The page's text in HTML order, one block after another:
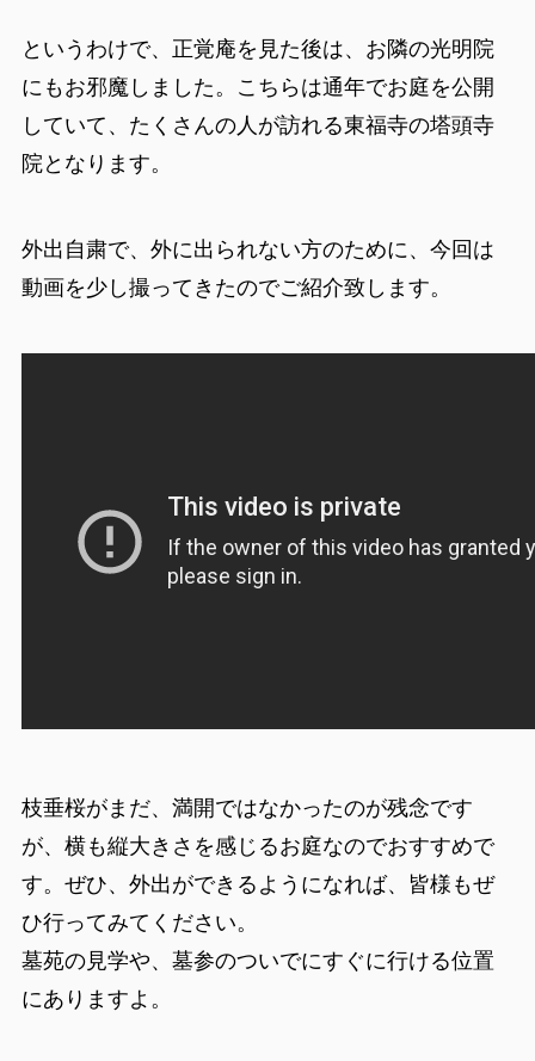
というわけで、正覚庵を見た後は、お隣の光明院
にもお邪魔しました。こちらは通年でお庭を公開
していて、たくさんの人が訪れる東福寺の塔頭寺
院となります。
外出自粛で、外に出られない方のために、今回は
動画を少し撮ってきたのでご紹介致します。
枝垂桜がまだ、満開ではなかったのが残念です
が、横も縦大きさを感じるお庭なのでおすすめで
す。ぜひ、外出ができるようになれば、皆様もぜ
ひ行ってみてください。
墓苑の見学や、墓参のついでにすぐに行ける位置
にありますよ。